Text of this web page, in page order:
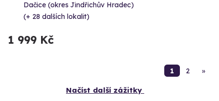
Dačice (okres Jindřichův Hradec)
(+ 28 dalších lokalit)
1 999 Kč
1 2 »
Načíst další zážitky